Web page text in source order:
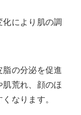
により肌の調
の分泌を促進
荒れ、顔のほ
なります。